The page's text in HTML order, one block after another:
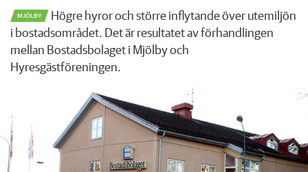
MJÖLBY
Högre hyror och större inflytande över utemiljön
i bostadsområdet. Det är resultatet av förhandlingen
mellan Bostadsbolaget i Mjölby och
Hyresgästföreningen.